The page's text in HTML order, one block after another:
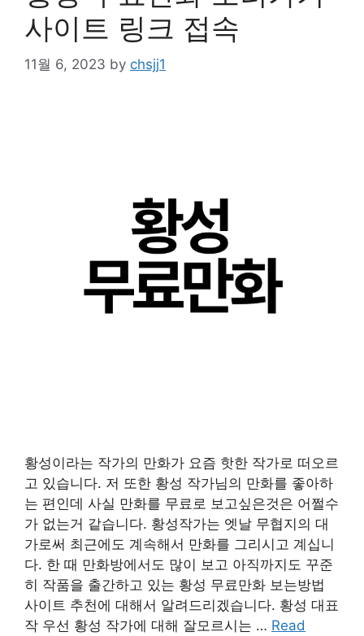
사이트 링크 접속
11월 6, 2023 by chsjj1
황성이라는 작가의 만화가 요즘 핫한 작가로 떠오르
고 있습니다. 저 또한 황성 작가님의 만화를 좋아하
는 편인데 사실 만화를 무료로 보고싶은것은 어쩔수
가 없는거 같습니다. 황성작가는 엣날 무협지의 대
가로써 최근에도 계속해서 만화를 그리시고 계십니
다. 한 때 만화방에서도 많이 보고 아직까지도 꾸준
히 작품을 출간하고 있는 황성 무료만화 보는방법
사이트 추천에 대해서 알려드리겠습니다. 황성 대표
작 우선 황성 작가에 대해 잘모르시는 … Read